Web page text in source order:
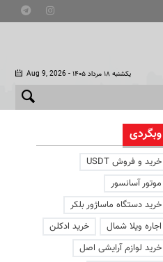
Aug 9, 2026 - یکشنبه ۱۸ مرداد ۱۴۰۵
وبگردی
خرید و فروش USDT
موتور آسانسور
خرید دستگاه ماساژور بلکر
اجاره ویلا شمال
خرید ادکلن
خرید لوازم آرایشی اصل